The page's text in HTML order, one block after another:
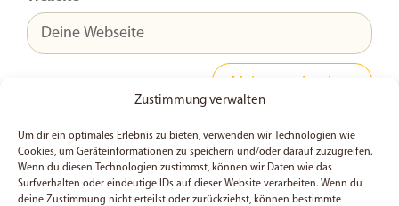
Zustimmung verwalten
Um dir ein optimales Erlebnis zu bieten, verwenden wir Technologien wie
Cookies, um Geräteinformationen zu speichern und/oder darauf zuzugreifen.
Wenn du diesen Technologien zustimmst, können wir Daten wie das
Surfverhalten oder eindeutige IDs auf dieser Website verarbeiten. Wenn du
deine Zustimmung nicht erteilst oder zurückziehst, können bestimmte
Shop